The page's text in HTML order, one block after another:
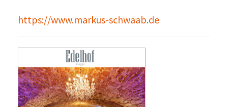
https://www.markus-schwaab.de